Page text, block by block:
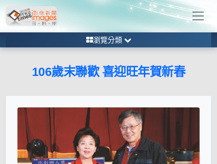
瀏覽分類
106歲末聯歡 喜迎旺年賀新春